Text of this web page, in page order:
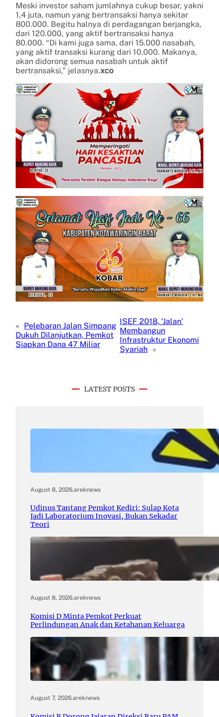
Meski investor saham jumlahnya cukup besar, yakni
1,4 juta, namun yang bertransaksi hanya sekitar
800.000. Begitu halnya di perdagangan berjangka,
dari 120.000, yang aktif bertransaksi hanya
80.000. “Di kami juga sama, dari 15.000 nasabah,
yang aktif transaksi kurang dari 10.000. Makanya,
akan didorong semua nasabah untuk aktif
bertransaksi,” jelasnya.xco
« Pelebaran Jalan Simpang
Dukuh Dilanjutkan, Pemkot
Siapkan Dana 47 Miliar
ISEF 2018, ‘Jalan’
Membangun
Infrastruktur Ekonomi
Syariah »
LATEST POSTS
August 8, 2026.areknews
Udinus Tantang Pemkot Kediri: Sulap Kota
Jadi Laboratorium Inovasi, Bukan Sekadar
Teori
August 8, 2026.areknews
Komisi D Minta Pemkot Perkuat
Perlindungan Anak dan Ketahanan Keluarga
August 7, 2026.areknews